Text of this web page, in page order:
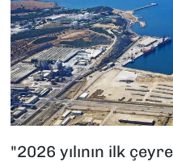
"2026 yılının ilk